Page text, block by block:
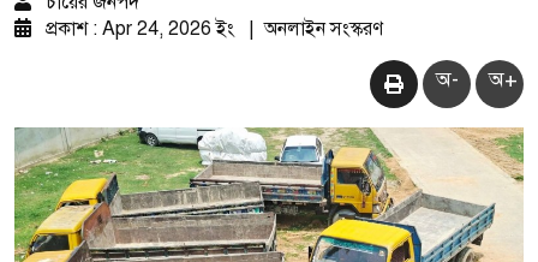
প্রকাশ : Apr 24, 2026 ইং
অনলাইন সংস্করণ
অ- অ+